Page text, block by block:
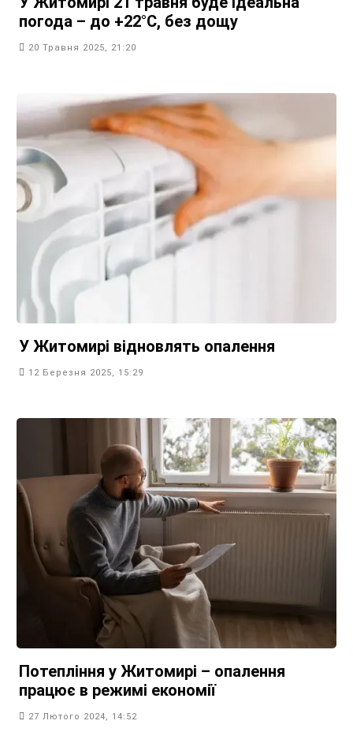
погода – до +22°С, без дощу
20 Травня 2025, 21:20
У Житомирі відновлять опалення
12 Березня 2025, 15:29
Потепління у Житомирі – опалення
працює в режимі економії
27 Лютого 2024, 14:52